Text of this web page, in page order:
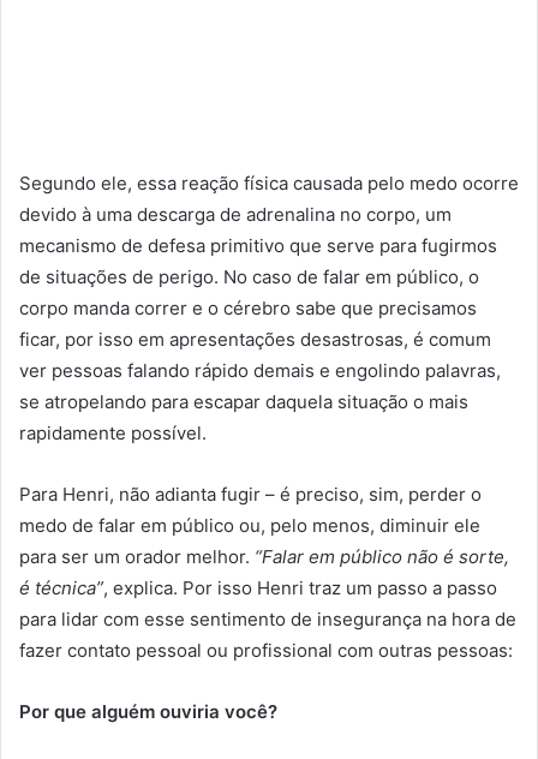
Segundo ele, essa reação física causada pelo medo ocorre
devido à uma descarga de adrenalina no corpo, um
mecanismo de defesa primitivo que serve para fugirmos
de situações de perigo. No caso de falar em público, o
corpo manda correr e o cérebro sabe que precisamos
ficar, por isso em apresentações desastrosas, é comum
ver pessoas falando rápido demais e engolindo palavras,
se atropelando para escapar daquela situação o mais
rapidamente possível.
Para Henri, não adianta fugir – é preciso, sim, perder o
medo de falar em público ou, pelo menos, diminuir ele
para ser um orador melhor. “Falar em público não é sorte,
é técnica”, explica. Por isso Henri traz um passo a passo
para lidar com esse sentimento de insegurança na hora de
fazer contato pessoal ou profissional com outras pessoas:
Por que alguém ouviria você?